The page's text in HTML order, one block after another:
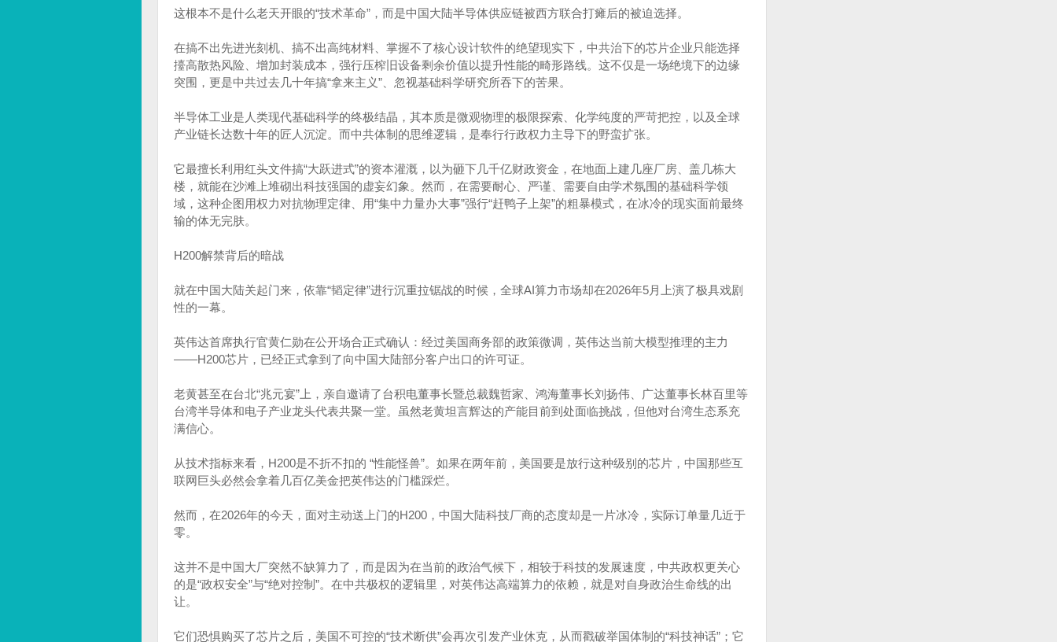
这根本不是什么老天开眼的“技术革命”，而是中国大陆半导体供应链被西方联合打瘫后的被迫选择。
在搞不出先进光刻机、搞不出高纯材料、掌握不了核心设计软件的绝望现实下，中共治下的芯片企业只能选择
擡高散热风险、增加封装成本，强行压榨旧设备剩余价值以提升性能的畸形路线。这不仅是一场绝境下的边缘
突围，更是中共过去几十年搞“拿来主义”、忽视基础科学研究所吞下的苦果。
半导体工业是人类现代基础科学的终极结晶，其本质是微观物理的极限探索、化学纯度的严苛把控，以及全球
产业链长达数十年的匠人沉淀。而中共体制的思维逻辑，是奉行行政权力主导下的野蛮扩张。
它最擅长利用红头文件搞“大跃进式”的资本灌溉，以为砸下几千亿财政资金，在地面上建几座厂房、盖几栋大
楼，就能在沙滩上堆砌出科技强国的虚妄幻象。然而，在需要耐心、严谨、需要自由学术氛围的基础科学领
域，这种企图用权力对抗物理定律、用“集中力量办大事”强行“赶鸭子上架”的粗暴模式，在冰冷的现实面前最终
输的体无完肤。
H200解禁背后的暗战
就在中国大陆关起门来，依靠“韬定律”进行沉重拉锯战的时候，全球AI算力市场却在2026年5月上演了极具戏剧
性的一幕。
英伟达首席执行官黄仁勋在公开场合正式确认：经过美国商务部的政策微调，英伟达当前大模型推理的主力
——H200芯片，已经正式拿到了向中国大陆部分客户出口的许可证。
老黄甚至在台北“兆元宴”上，亲自邀请了台积电董事长暨总裁魏哲家、鸿海董事长刘扬伟、广达董事长林百里等
台湾半导体和电子产业龙头代表共聚一堂。虽然老黄坦言辉达的产能目前到处面临挑战，但他对台湾生态系充
满信心。
从技术指标来看，H200是不折不扣的 “性能怪兽”。如果在两年前，美国要是放行这种级别的芯片，中国那些互
联网巨头必然会拿着几百亿美金把英伟达的门槛踩烂。
然而，在2026年的今天，面对主动送上门的H200，中国大陆科技厂商的态度却是一片冰冷，实际订单量几近于
零。
这并不是中国大厂突然不缺算力了，而是因为在当前的政治气候下，相较于科技的发展速度，中共政权更关心
的是“政权安全”与“绝对控制”。在中共极权的逻辑里，对英伟达高端算力的依赖，就是对自身政治生命线的出
让。
它们恐惧购买了芯片之后，美国不可控的“技术断供”会再次引发产业休克，从而戳破举国体制的“科技神话”；它